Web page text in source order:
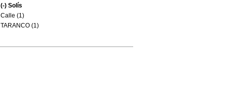
(-) Solís
Calle (1)
TARANCO (1)